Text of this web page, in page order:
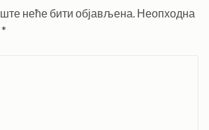
неће бити објављена. Неопходна
*